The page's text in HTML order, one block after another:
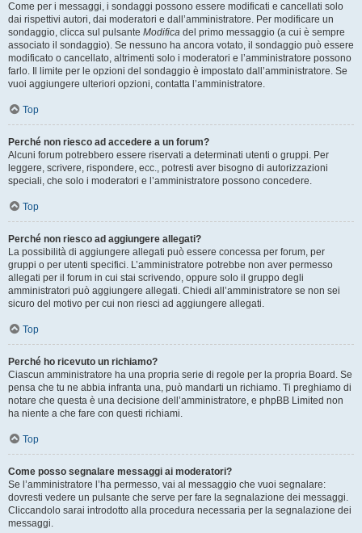
Come per i messaggi, i sondaggi possono essere modificati e cancellati solo
dai rispettivi autori, dai moderatori e dall’amministratore. Per modificare un
sondaggio, clicca sul pulsante Modifica del primo messaggio (a cui è sempre
associato il sondaggio). Se nessuno ha ancora votato, il sondaggio può essere
modificato o cancellato, altrimenti solo i moderatori e l’amministratore possono
farlo. Il limite per le opzioni del sondaggio è impostato dall’amministratore. Se
vuoi aggiungere ulteriori opzioni, contatta l’amministratore.
Top
Perché non riesco ad accedere a un forum?
Alcuni forum potrebbero essere riservati a determinati utenti o gruppi. Per
leggere, scrivere, rispondere, ecc., potresti aver bisogno di autorizzazioni
speciali, che solo i moderatori e l’amministratore possono concedere.
Top
Perché non riesco ad aggiungere allegati?
La possibilità di aggiungere allegati può essere concessa per forum, per
gruppi o per utenti specifici. L’amministratore potrebbe non aver permesso
allegati per il forum in cui stai scrivendo, oppure solo il gruppo degli
amministratori può aggiungere allegati. Chiedi all’amministratore se non sei
sicuro del motivo per cui non riesci ad aggiungere allegati.
Top
Perché ho ricevuto un richiamo?
Ciascun amministratore ha una propria serie di regole per la propria Board. Se
pensa che tu ne abbia infranta una, può mandarti un richiamo. Ti preghiamo di
notare che questa è una decisione dell’amministratore, e phpBB Limited non
ha niente a che fare con questi richiami.
Top
Come posso segnalare messaggi ai moderatori?
Se l’amministratore l’ha permesso, vai al messaggio che vuoi segnalare:
dovresti vedere un pulsante che serve per fare la segnalazione dei messaggi.
Cliccandolo sarai introdotto alla procedura necessaria per la segnalazione dei
messaggi.